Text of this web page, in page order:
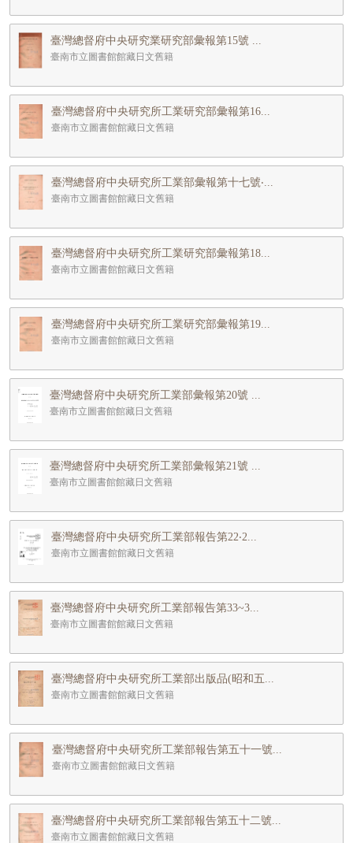
臺灣總督府中央研究業研究部彙報第15號 ...
臺南市立圖書館館藏日文舊籍
臺灣總督府中央研究所工業研究部彙報第16...
臺南市立圖書館館藏日文舊籍
臺灣總督府中央研究所工業部彙報第十七號‧...
臺南市立圖書館館藏日文舊籍
臺灣總督府中央研究所工業研究部彙報第18...
臺南市立圖書館館藏日文舊籍
臺灣總督府中央研究所工業研究部彙報第19...
臺南市立圖書館館藏日文舊籍
臺灣總督府中央研究所工業部彙報第20號 ...
臺南市立圖書館館藏日文舊籍
臺灣總督府中央研究所工業部彙報第21號 ...
臺南市立圖書館館藏日文舊籍
臺灣總督府中央研究所工業部報告第22‧2...
臺南市立圖書館館藏日文舊籍
臺灣總督府中央研究所工業部報告第33~3...
臺南市立圖書館館藏日文舊籍
臺灣總督府中央研究所工業部出版品(昭和五...
臺南市立圖書館館藏日文舊籍
臺灣總督府中央研究所工業部報告第五十一號...
臺南市立圖書館館藏日文舊籍
臺灣總督府中央研究所工業部報告第五十二號...
臺南市立圖書館館藏日文舊籍